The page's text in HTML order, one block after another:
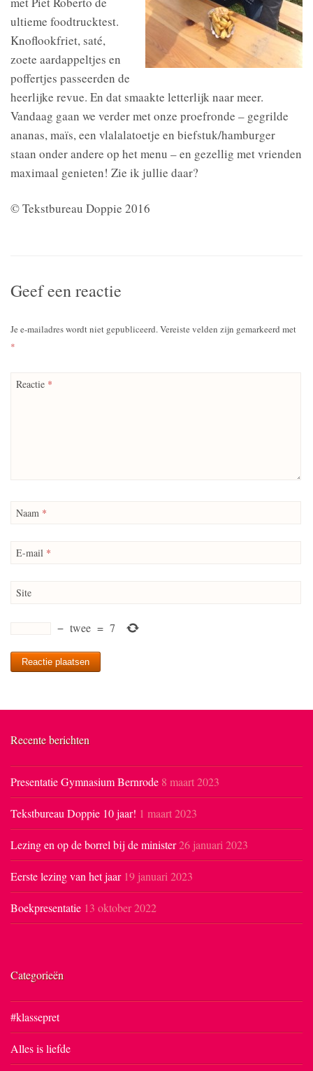
ultieme foodtrucktest.
Knoflookfriet, saté,
zoete aardappeltjes en
poffertjes passeerden de
heerlijke revue. En dat smaakte letterlijk naar meer.
Vandaag gaan we verder met onze proefronde – gegrilde
ananas, maïs, een vlalalatoetje en biefstuk/hamburger
staan onder andere op het menu – en gezellig met vrienden
maximaal genieten! Zie ik jullie daar?
© Tekstbureau Doppie 2016
Geef een reactie
Je e-mailadres wordt niet gepubliceerd.Vereiste velden zijn gemarkeerd met
*
Reactie *
Naam *
E-mail *
Site
− twee = 7
Recente berichten
Presentatie Gymnasium Bernrode 8 maart 2023
Tekstbureau Doppie 10 jaar! 1 maart 2023
Lezing en op de borrel bij de minister26 januari 2023
Eerste lezing van het jaar 19 januari 2023
Boekpresentatie 13 oktober 2022
Categorieën
#klassepret
Alles is liefde